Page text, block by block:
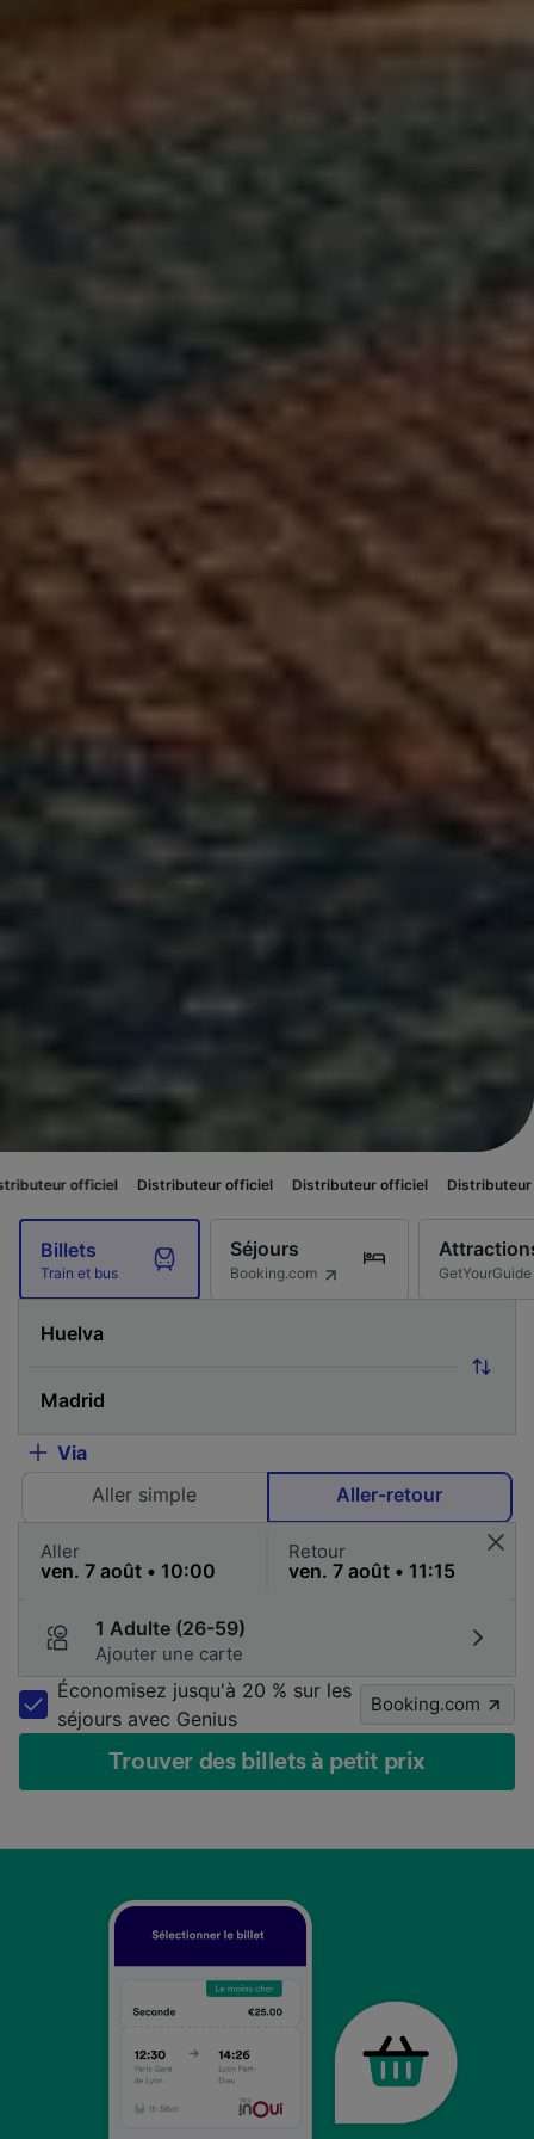
Distributeur officiel Distributeur officiel Distributeur officiel
Billets
Train et bus
Séjours
Booking.com GetYourGuide
Via
Aller simple
Aller-retour
Aller Retour
1 Adulte (26-59)
Ajouter une carte
Économisez jusqu'à 20 % sur les
séjours avec Genius
Booking.com
Trouver des billets à petit prix